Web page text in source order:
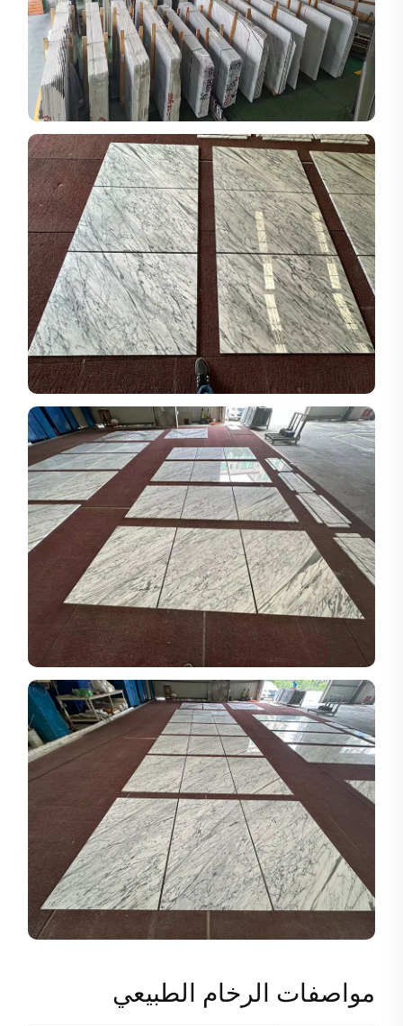
مواصفات الرخام الطبيعي